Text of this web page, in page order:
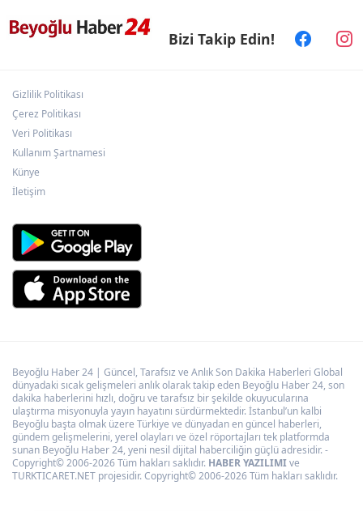
Kütahya'da Yedigöller Metehan Destek
Konserleri start aldı
Bizi Takip Edin!
Gizlilik Politikası
Çerez Politikası
Veri Politikası
Kullanım Şartnamesi
Künye
İletişim
Beyoğlu Haber 24 | Güncel, Tarafsız ve Anlık Son Dakika Haberleri Global
dünyadaki sıcak gelişmeleri anlık olarak takip eden Beyoğlu Haber 24, son
dakika haberlerini hızlı, doğru ve tarafsız bir şekilde okuyucularına
ulaştırma misyonuyla yayın hayatını sürdürmektedir. İstanbul’un kalbi
Beyoğlu başta olmak üzere Türkiye ve dünyadan en güncel haberleri,
gündem gelişmelerini, yerel olayları ve özel röportajları tek platformda
sunan Beyoğlu Haber 24, yeni nesil dijital haberciliğin güçlü adresidir. -
Copyright© 2006-2026 Tüm hakları saklıdır. HABER YAZILIMIve
TURKTICARET.NET projesidir. Copyright© 2006-2026 Tüm hakları saklıdır.